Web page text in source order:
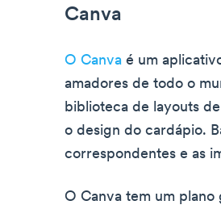
Canva
O Canva é um
amadores de todo o
biblioteca de layouts
o design do cardápio.
correspondentes e as
O Canva tem um